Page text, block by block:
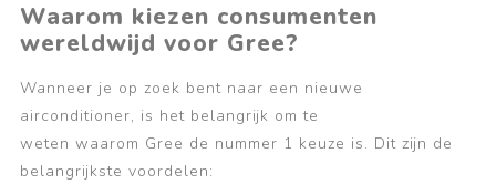
Waarom kiezen consumenten
wereldwijd voor Gree?
Wanneer je op zoek bent naar een nieuwe
airconditioner, is het belangrijk om te
weten waarom Gree de nummer 1 keuze is. Dit zijn de
belangrijkste voordelen: